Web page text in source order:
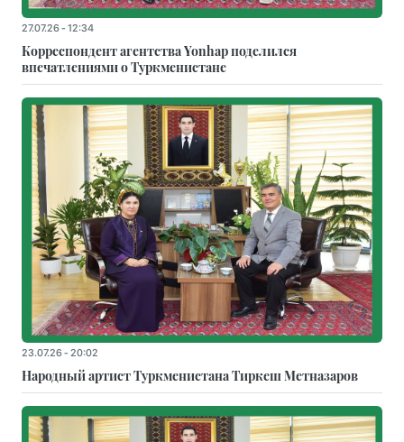
27.07.26 - 12:34
Корреспондент агентства Yonhap поделился
впечатлениями о Туркменистане
23.07.26 - 20:02
Народный артист Туркменистана Тиркеш Мeтназаров